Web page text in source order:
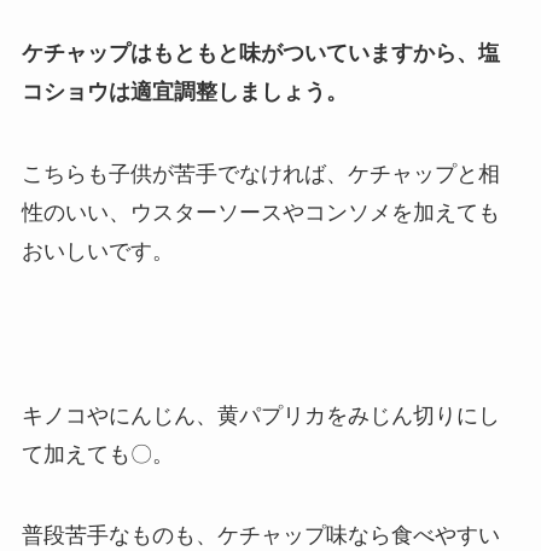
ケチャップはもともと味がついていますから、塩
コショウは適宜調整しましょう。
こちらも子供が苦手でなければ、ケチャップと相
性のいい、ウスターソースやコンソメを加えても
おいしいです。
キノコやにんじん、黄パプリカをみじん切りにし
て加えても〇。
普段苦手なものも、ケチャップ味なら食べやすい